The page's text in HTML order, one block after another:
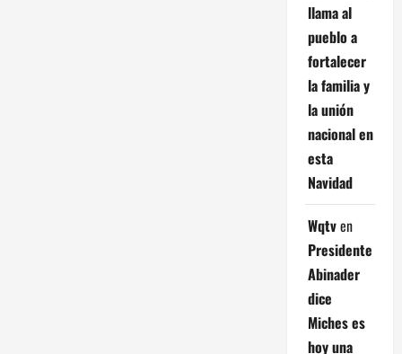
llama al
pueblo a
fortalecer
la familia y
la unión
nacional en
esta
Navidad
Wqtven
Presidente
Abinader
dice
Miches es
hoy una